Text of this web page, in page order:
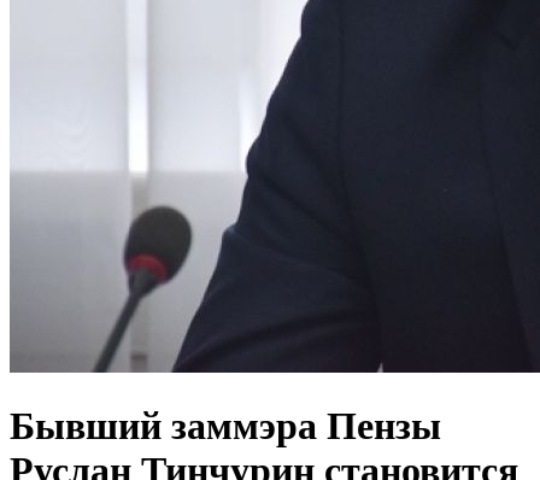
Бывший заммэра Пензы
Руслан Тинчурин становится